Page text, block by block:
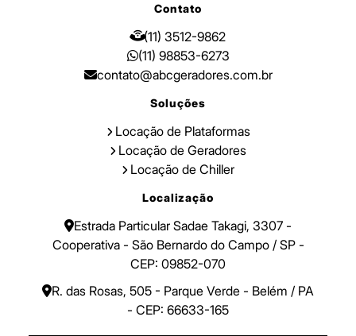
Contato
(11) 3512-9862
(11) 98853-6273
contato@abcgeradores.com.br
Soluções
Locação de Plataformas
Locação de Geradores
Locação de Chiller
Localização
Estrada Particular Sadae Takagi, 3307 -
Cooperativa - São Bernardo do Campo / SP -
CEP: 09852-070
R. das Rosas, 505 - Parque Verde - Belém / PA
- CEP: 66633-165